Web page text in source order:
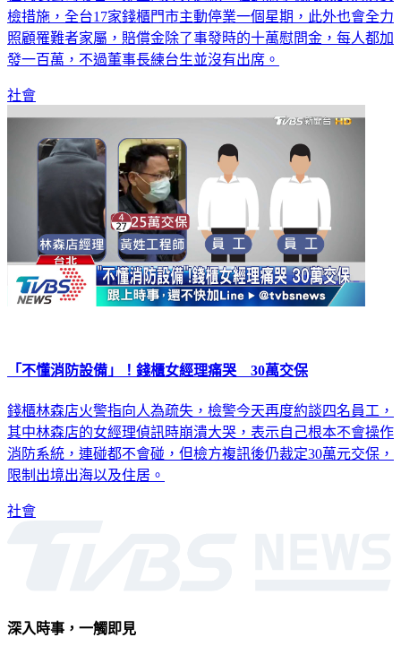
檢措施，全台17家錢櫃門市主動停業一個星期，此外也會全力
照顧罹難者家屬，賠償金除了事發時的十萬慰問金，每人都加
發一百萬，不過董事長練台生並沒有出席。
社會
「不懂消防設備」！錢櫃女經理痛哭 30萬交保
錢櫃林森店火警指向人為疏失，檢警今天再度約談四名員工，
其中林森店的女經理偵訊時崩潰大哭，表示自己根本不會操作
消防系統，連碰都不會碰，但檢方複訊後仍裁定30萬元交保，
限制出境出海以及住居。
社會
深入時事，一觸即見